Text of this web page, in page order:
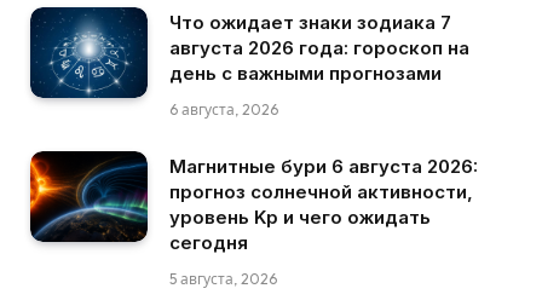
Что ожидает знаки зодиака 7
августа 2026 года: гороскоп на
день с важными прогнозами
6 августа, 2026
Магнитные бури 6 августа 2026:
прогноз солнечной активности,
уровень Kp и чего ожидать
сегодня
5 августа, 2026